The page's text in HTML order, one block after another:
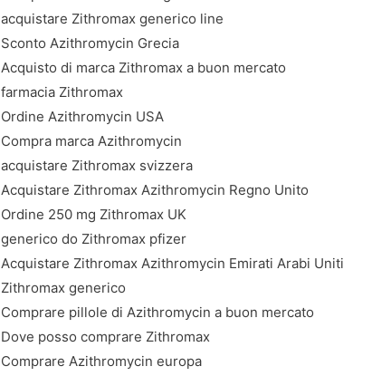
acquistare Zithromax generico line
Sconto Azithromycin Grecia
Acquisto di marca Zithromax a buon mercato
farmacia Zithromax
Ordine Azithromycin USA
Compra marca Azithromycin
acquistare Zithromax svizzera
Acquistare Zithromax Azithromycin Regno Unito
Ordine 250 mg Zithromax UK
generico do Zithromax pfizer
Acquistare Zithromax Azithromycin Emirati Arabi Uniti
Zithromax generico
Comprare pillole di Azithromycin a buon mercato
Dove posso comprare Zithromax
Comprare Azithromycin europa